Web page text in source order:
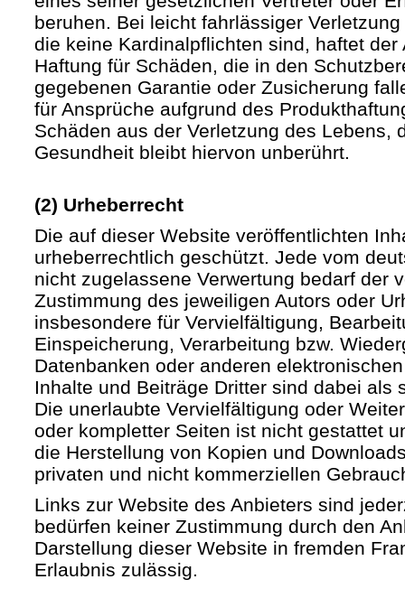
beruhen. Bei leicht fahrlässiger
die keine Kardinalpflichten sind, haftet der
Haftung für Schäden, die in den
gegebenen Garantie oder Zusicherung
für Ansprüche aufgrund des
Schäden aus der Verletzung des Lebens,
Gesundheit bleibt hiervon unberührt.
(2) Urheberrecht
Die auf dieser Website veröffentlichten
urheberrechtlich geschützt. Jede vom
nicht zugelassene Verwertung bedarf der
Zustimmung des jeweiligen Autors oder
insbesondere für Vervielfältigung,
Einspeicherung, Verarbeitung bzw.
Datenbanken oder anderen
Inhalte und Beiträge Dritter sind dabei als
Die unerlaubte Vervielfältigung oder
oder kompletter Seiten ist nicht gestattet
die Herstellung von Kopien und
privaten und nicht kommerziellen
Links zur Website des Anbieters sind
bedürfen keiner Zustimmung durch den
Darstellung dieser Website in fremden
Erlaubnis zulässig.